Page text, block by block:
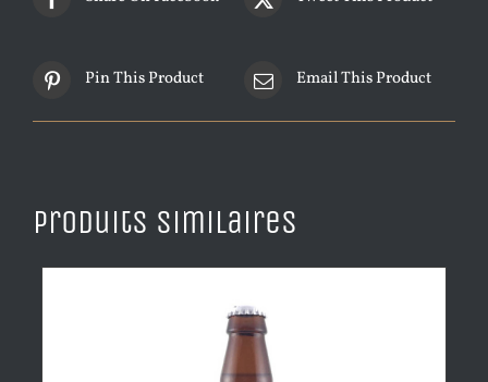
Pin This Product Email This Product
Produits similaires